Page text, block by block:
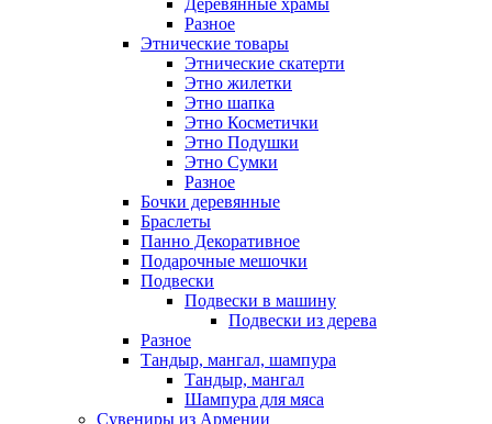
Деревянные храмы
Разное
Этнические товары
Этнические скатерти
Этно жилетки
Этно шапка
Этно Косметички
Этно Подушки
Этно Сумки
Разное
Бочки деревянные
Браслеты
Панно Декоративное
Подарочные мешочки
Подвески
Подвески в машину
Подвески из дерева
Разное
Тандыр, мангал, шампура
Тандыр, мангал
Шампура для мяса
Сувениры из Армении